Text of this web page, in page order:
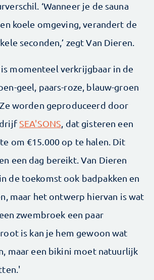
‘Wanneer je de sauna
koele omgeving, verandert de
seconden,’ zegt Van Dieren.
momenteel verkrijgbaar in de
geel, paars-roze, blauw-groen
worden geproduceerd door
SEA'SONS, dat gisteren een
om €15.000 op te halen. Dit
een dag bereikt. Van Dieren
de toekomst ook badpakken en
maar het ontwerp hiervan is wat
zwembroek een paar
is kan je hem gewoon wat
maar een bikini moet natuurlijk